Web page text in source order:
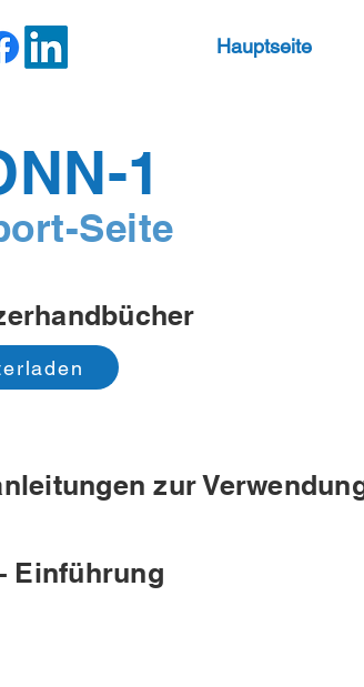
Hauptseite
1
Seite
zur
Einführung